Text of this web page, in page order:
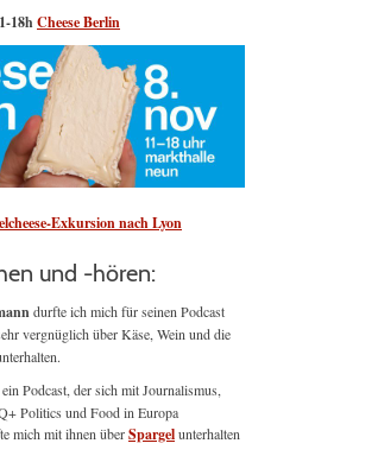
18hCheese Berlin
Exkursion nach Lyon
und -hören:
durfte ich mich für seinen Podcast
vergnüglich über Käse, Wein und die
Podcast, der sich mit Journalismus,
Politics und Food in Europa
mich mit ihnen überSpargelunterhalten